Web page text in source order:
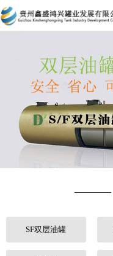
SF双层油罐
关于我们
产品中心
工程案例
售后服务
行业动态